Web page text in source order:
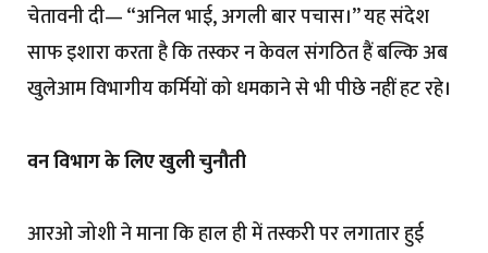
चेतावनी दी— “अनिल भाई, अगली बार पचास।” यह संदेश
साफ इशारा करता है कि तस्कर न केवल संगठित हैं बल्कि अब
खुलेआम विभागीय कर्मियों को धमकाने से भी पीछे नहीं हट रहे।
वन विभाग के लिए खुली चुनौती
आरओ जोशी ने माना कि हाल ही में तस्करी पर लगातार हुई